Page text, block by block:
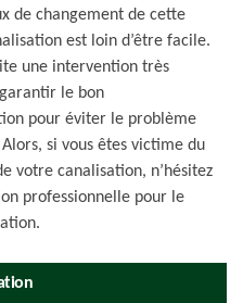
de changement de cette
est loin d’être facile.
une intervention très
le bon
pour éviter le problème
si vous êtes victime du
votre canalisation, n’hésitez
professionnelle pour le